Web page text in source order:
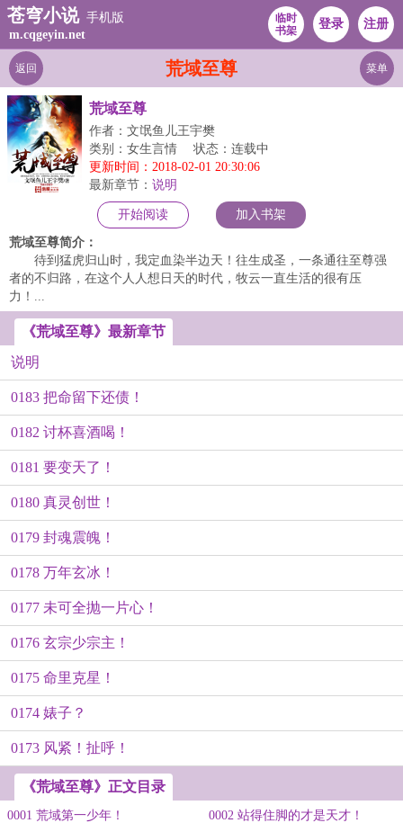
苍穹小说 手机版
m.cqgeyin.net
临时
书架
登录 注册
荒域至尊
返回 菜单
荒域至尊
作者：文氓鱼儿王宇樊
类别：女生言情
状态：连载中
更新时间：2018-02-01 20:30:06
最新章节： 说明
开始阅读 加入书架
荒域至尊简介：
待到猛虎归山时，我定血染半边天！往生成圣，一条通往至尊强
者的不归路，在这个人人想日天的时代，牧云一直生活的很有压
力！...
《荒域至尊》最新章节
说明
0183 把命留下还债！
0182 讨杯喜酒喝！
0181 要变天了！
0180 真灵创世！
0179 封魂震魄！
0178 万年玄冰！
0177 未可全抛一片心！
0176 玄宗少宗主！
0175 命里克星！
0174 婊子？
0173 风紧！扯呼！
《荒域至尊》正文目录
0001 荒域第一少年！ 0002 站得住脚的才是天才！